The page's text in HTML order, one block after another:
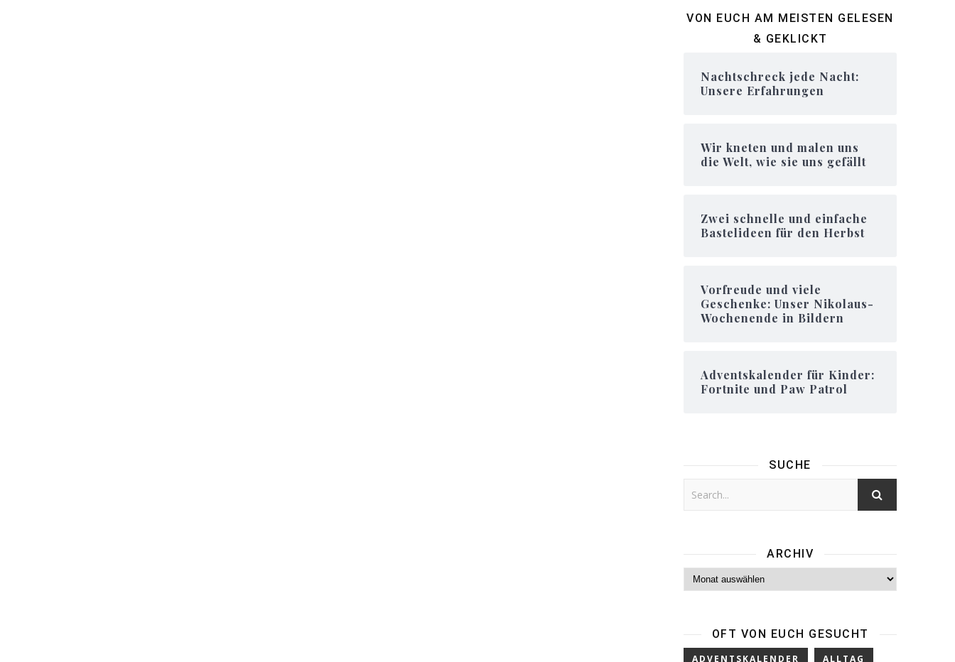
VON EUCH AM MEISTEN GELESEN
& GEKLICKT
Nachtschreck jede Nacht:
Unsere Erfahrungen
Wir kneten und malen uns
die Welt, wie sie uns gefällt
Zwei schnelle und einfache
Bastelideen für den Herbst
Vorfreude und viele
Geschenke: Unser Nikolaus-
Wochenende in Bildern
Adventskalender für Kinder:
Fortnite und Paw Patrol
SUCHE
ARCHIV
Archiv
OFT VON EUCH GESUCHT
ADVENTSKALENDER ALLTAG